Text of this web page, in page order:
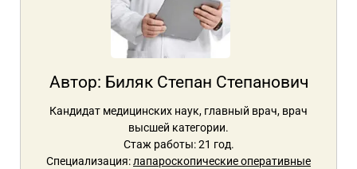
Автор: Биляк Степан Степанович
Кандидат медицинских наук, главный врач, врач
высшей категории.
Стаж работы: 21 год.
Специализация:лапароскопические оперативные